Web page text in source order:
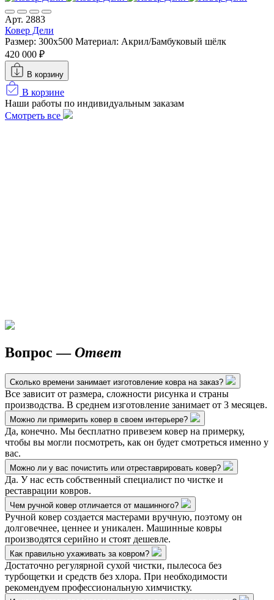
Арт. 2883
Ковер Дели
Размер: 300х500 Материал: Акрил/Бамбуковый шёлк
420 000 ₽
В корзину
В корзине
Наши работы по индивидуальным заказам
Смотреть все
Вопрос —Ответ
Сколько времени занимает изготовление ковра на заказ?
Все зависит от размера, сложности рисунка и страны
производства. В среднем изготовление занимает от 3 месяцев.
Можно ли примерить ковер в своем интерьере?
Да, конечно. Мы бесплатно привезем ковер на примерку,
чтобы вы могли посмотреть, как он будет смотреться именно у
вас.
Можно ли у вас почистить или отреставрировать ковер?
Да. У нас есть собственный специалист по чистке и
реставрации ковров.
Чем ручной ковер отличается от машинного?
Ручной ковер создается мастерами вручную, поэтому он
долговечнее, ценнее и уникален. Машинные ковры
производятся серийно и стоят дешевле.
Как правильно ухаживать за ковром?
Достаточно регулярной сухой чистки, пылесоса без
турбощетки и средств без хлора. При необходимости
рекомендуем профессиональную химчистку.